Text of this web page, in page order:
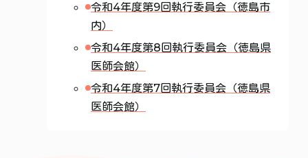
令和4年度第9回執行委員会（徳島市
内）
令和4年度第8回執行委員会（徳島県
医師会館）
令和4年度第7回執行委員会（徳島県
医師会館）